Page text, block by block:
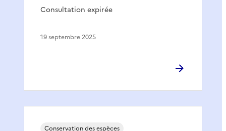
Consultation expirée
19 septembre 2025
Conservation des espèces